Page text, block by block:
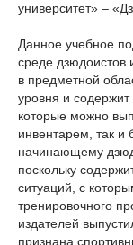
университет» –
Данное учебное
среде дзюдоистов
в предметной
уровня и
которые можно
инвентарем, так и
начинающему
поскольку
ситуаций, с
тренировочного
издателей
признана